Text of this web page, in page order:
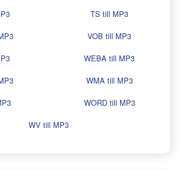
TS till MP3
VOB till MP3
WEBA till MP3
WMA till MP3
WORD till MP3
WV till MP3